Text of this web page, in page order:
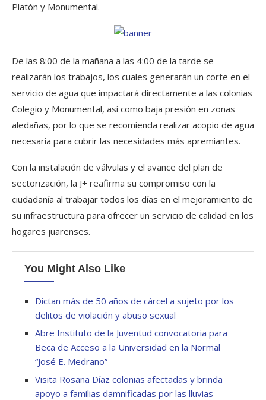
Platón y Monumental.
De las 8:00 de la mañana a las 4:00 de la tarde se
realizarán los trabajos, los cuales generarán un corte en el
servicio de agua que impactará directamente a las colonias
Colegio y Monumental, así como baja presión en zonas
aledañas, por lo que se recomienda realizar acopio de agua
necesaria para cubrir las necesidades más apremiantes.
Con la instalación de válvulas y el avance del plan de
sectorización, la J+ reafirma su compromiso con la
ciudadanía al trabajar todos los días en el mejoramiento de
su infraestructura para ofrecer un servicio de calidad en los
hogares juarenses.
You Might Also Like
Dictan más de 50 años de cárcel a sujeto por los
delitos de violación y abuso sexual
Abre Instituto de la Juventud convocatoria para
Beca de Acceso a la Universidad en la Normal
“José E. Medrano”
Visita Rosana Díaz colonias afectadas y brinda
apoyo a familias damnificadas por las lluvias